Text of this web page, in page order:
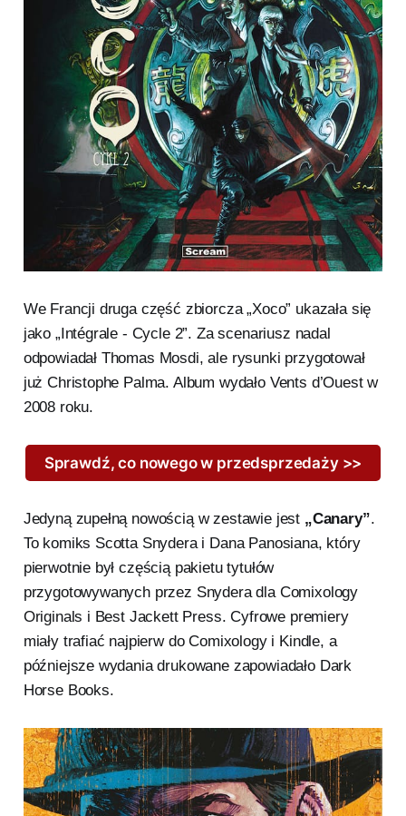
We Francji druga część zbiorcza „Xoco” ukazała się
jako „Intégrale - Cycle 2”. Za scenariusz nadal
odpowiadał Thomas Mosdi, ale rysunki przygotował
już Christophe Palma. Album wydało Vents d’Ouest w
2008 roku.
Sprawdź, co nowego w przedsprzedaży >>
Jedyną zupełną nowością w zestawie jest „Canary”.
To komiks Scotta Snydera i Dana Panosiana, który
pierwotnie był częścią pakietu tytułów
przygotowywanych przez Snydera dla Comixology
Originals i Best Jackett Press. Cyfrowe premiery
miały trafiać najpierw do Comixology i Kindle, a
późniejsze wydania drukowane zapowiadało Dark
Horse Books.